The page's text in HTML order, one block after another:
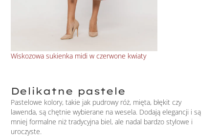
Wiskozowa sukienka midi w czerwone kwiaty
Delikatne pastele
Pastelowe kolory, takie jak pudrowy róż, mięta, błękit czy
lawenda, są chętnie wybierane na wesela. Dodają elegancji i są
mniej formalne niż tradycyjna biel, ale nadal bardzo stylowe i
uroczyste.